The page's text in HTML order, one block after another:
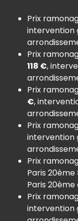
Prix
intervention
Prix
118 €,
Prix
€,
Prix
intervention
Prix
Paris 20ème
Paris
Prix
intervention